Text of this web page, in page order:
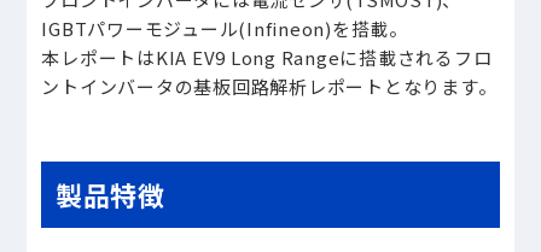
IGBTパワーモジュール(Infineon)を搭載。
本レポートはKIA EV9 Long Rangeに搭載されるフロ
ントインバータの基板回路解析レポートとなります。
製品特徴